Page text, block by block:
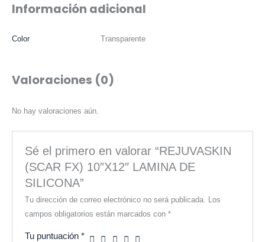
Información adicional
Color Transparente
Valoraciones (0)
No hay valoraciones aún.
Sé el primero en valorar “REJUVASKIN
(SCAR FX) 10″X12″ LAMINA DE
SILICONA”
Tu dirección de correo electrónico no será publicada. Los
campos obligatorios están marcados con*
Tu puntuación*